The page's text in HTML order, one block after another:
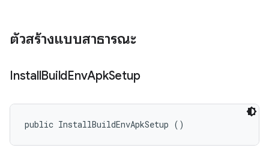
ตัวสร้างแบบสาธารณะ
InstallBuildEnvApkSetup
public InstallBuildEnvApkSetup ()